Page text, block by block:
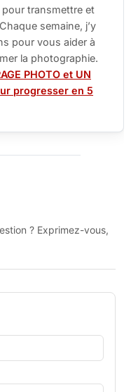
pour transmettre et
semaine, j’y
pour vous aider à
la photographie.
PHOTO et UN
progresser en 5
? Exprimez-vous,